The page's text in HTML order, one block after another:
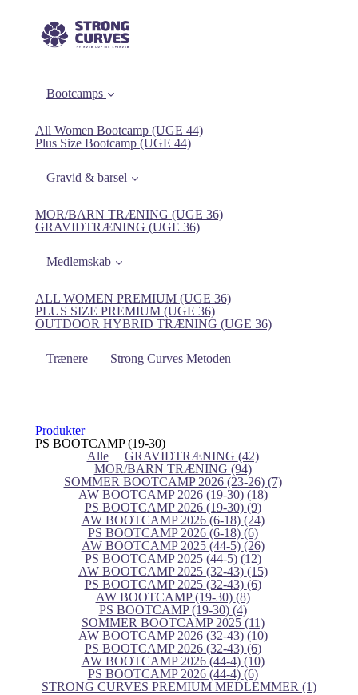
Bootcamps
All Women Bootcamp (UGE 44)
Plus Size Bootcamp (UGE 44)
Gravid & barsel
MOR/BARN TRÆNING (UGE 36)
GRAVIDTRÆNING (UGE 36)
Medlemskab
ALL WOMEN PREMIUM (UGE 36)
PLUS SIZE PREMIUM (UGE 36)
OUTDOOR HYBRID TRÆNING (UGE 36)
Trænere Strong Curves Metoden
Produkter
PS BOOTCAMP (19-30)
Alle
GRAVIDTRÆNING (42)
MOR/BARN TRÆNING (94)
SOMMER BOOTCAMP 2026 (23-26) (7)
AW BOOTCAMP 2026 (19-30) (18)
PS BOOTCAMP 2026 (19-30) (9)
AW BOOTCAMP 2026 (6-18) (24)
PS BOOTCAMP 2026 (6-18) (6)
AW BOOTCAMP 2025 (44-5) (26)
PS BOOTCAMP 2025 (44-5) (12)
AW BOOTCAMP 2025 (32-43) (15)
PS BOOTCAMP 2025 (32-43) (6)
AW BOOTCAMP (19-30) (8)
PS BOOTCAMP (19-30) (4)
SOMMER BOOTCAMP 2025 (11)
AW BOOTCAMP 2026 (32-43) (10)
PS BOOTCAMP 2026 (32-43) (6)
AW BOOTCAMP 2026 (44-4) (10)
PS BOOTCAMP 2026 (44-4) (6)
STRONG CURVES PREMIUM MEDLEMMER (1)